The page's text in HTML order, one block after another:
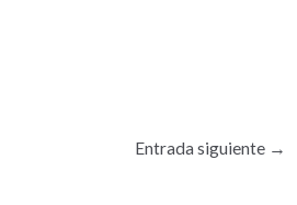
Entrada siguiente →